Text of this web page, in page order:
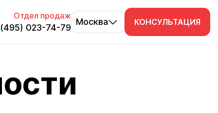
узнайте —
ли система
учёта и
работе в iiko
Отдел продаж
023-74-79
Москва КОНСУЛЬТАЦИЯ